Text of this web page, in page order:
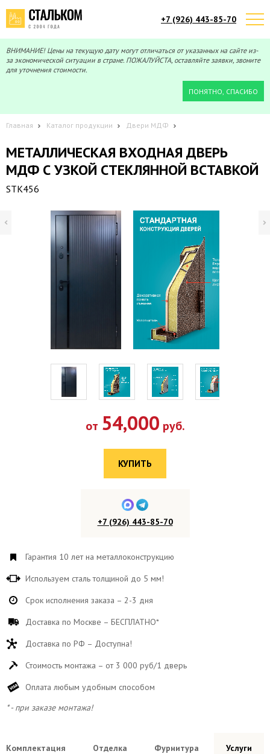
+7 (926) 443-85-70
ВНИМАНИЕ! Цены на текущую дату могут отличаться от указанных на сайте из-
за экономической ситуации в стране. ПОЖАЛУЙСТА, оставляйте заявки, звоните
для уточнения стоимости.
ПОНЯТНО, СПАСИБО
Главная Каталог продукции Двери МДФ
МЕТАЛЛИЧЕСКАЯ ВХОДНАЯ ДВЕРЬ
МДФ С УЗКОЙ СТЕКЛЯННОЙ ВСТАВКОЙ
STK456
от 54,000 руб.
КУПИТЬ
+7 (926) 443-85-70
Гарантия 10 лет на металлоконструкцию
Используем сталь толщиной до 5 мм!
Срок исполнения заказа – 2-3 дня
Доставка по Москве – БЕСПЛАТНО*
Доставка по РФ – Доступна!
Стоимость монтажа – от 3 000 руб/1 дверь
Оплата любым удобным способом
* - при заказе монтажа!
Комплектация Отделка Фурнитура Услуги
Telegram
Max